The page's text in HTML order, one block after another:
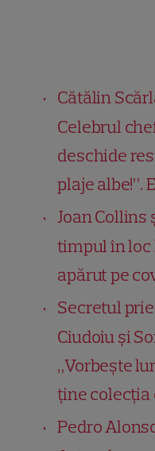
Cătălin
Celebrul
deschide
plaje albe!”.
Joan Collins
timpul în loc
apărut pe
Secretul
Ciudoiu și
„Vorbește
ține colecția
Pedro